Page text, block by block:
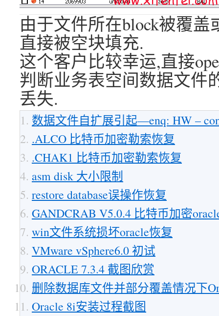
由于文件所在block被覆
直接被空块填充.
这个客户比较幸运,直接
判断业务表空间数据文件
丢失.
数据文件自扩展引起—enq: HW –
.ALCO 比特币加密勒索恢复
.CHAK1 比特币加密勒索恢复
asm disk 大小限制
restore database误操作恢复
GANDCRAB V5.0.4 比特币加密
win文件系统损坏oracle恢复
VMware vSphere6.0 初试
ORACLE 7.3.4 截图欣赏
删除数据库文件并部分覆盖情况下
Oracle 8i安装过程截图